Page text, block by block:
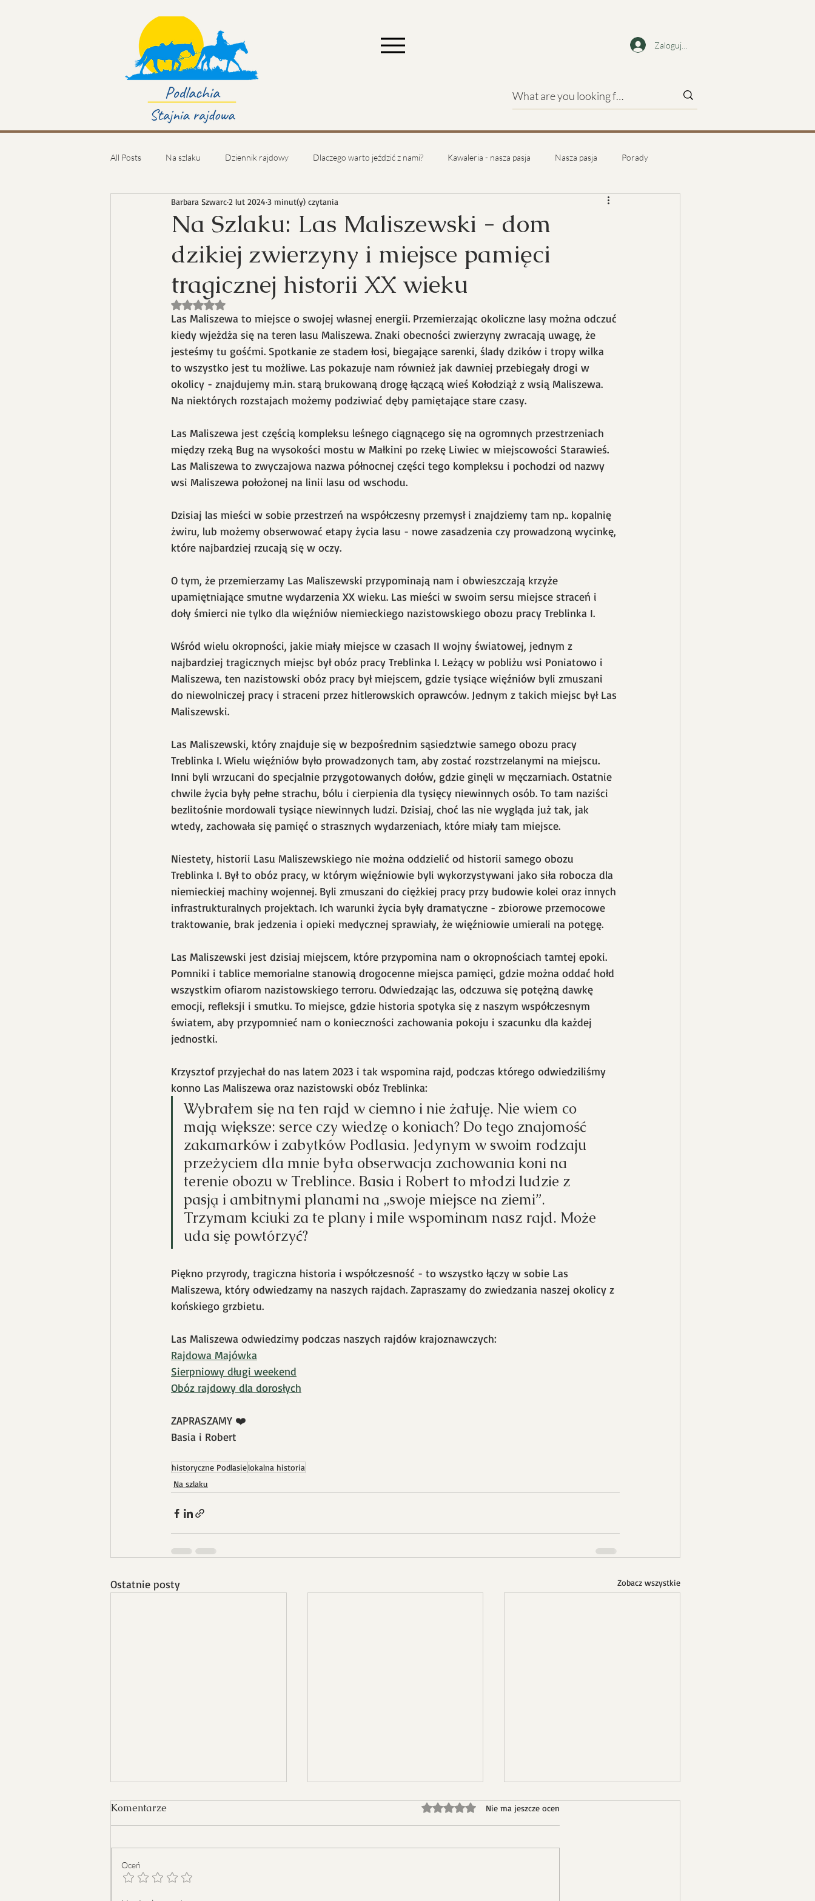
Zaloguj się
All Posts Na szlaku Dziennik rajdowy Dlaczego warto jeździć z nami? Kawaleria - nasza pasja Nasza pasja Porady
Na Szlaku: Las Maliszewski - dom
dzikiej zwierzyny i miejsce pamięci
tragicznej historii XX wieku
Barbara Szwarc2 lut 2024 3 minut(y) czytania
Oceniono na NaN z 5 gwiazdek.
Las Maliszewa to miejsce o swojej własnej energii. Przemierzając okoliczne lasy można odczuć
kiedy wjeżdża się na teren lasu Maliszewa. Znaki obecności zwierzyny zwracają uwagę, że
jesteśmy tu gośćmi. Spotkanie ze stadem łosi, biegające sarenki, ślady dzików i tropy wilka
to wszystko jest tu możliwe. Las pokazuje nam również jak dawniej przebiegały drogi w
okolicy - znajdujemy m.in. starą brukowaną drogę łączącą wieś Kołodziąż z wsią Maliszewa.
Na niektórych rozstajach możemy podziwiać dęby pamiętające stare czasy.
Las Maliszewa jest częścią kompleksu leśnego ciągnącego się na ogromnych przestrzeniach
między rzeką Bug na wysokości mostu w Małkini po rzekę Liwiec w miejscowości Starawieś.
Las Maliszewa to zwyczajowa nazwa północnej części tego kompleksu i pochodzi od nazwy
wsi Maliszewa położonej na linii lasu od wschodu.
Dzisiaj las mieści w sobie przestrzeń na współczesny przemysł i znajdziemy tam np.. kopalnię
żwiru, lub możemy obserwować etapy życia lasu - nowe zasadzenia czy prowadzoną wycinkę,
które najbardziej rzucają się w oczy.
O tym, że przemierzamy Las Maliszewski przypominają nam i obwieszczają krzyże
upamiętniające smutne wydarzenia XX wieku. Las mieści w swoim sersu miejsce straceń i
doły śmierci nie tylko dla więźniów niemieckiego nazistowskiego obozu pracy Treblinka I.
Wśród wielu okropności, jakie miały miejsce w czasach II wojny światowej, jednym z
najbardziej tragicznych miejsc był obóz pracy Treblinka I. Leżący w pobliżu wsi Poniatowo i
Maliszewa, ten nazistowski obóz pracy był miejscem, gdzie tysiące więźniów byli zmuszani
do niewolniczej pracy i straceni przez hitlerowskich oprawców. Jednym z takich miejsc był Las
Maliszewski.
Las Maliszewski, który znajduje się w bezpośrednim sąsiedztwie samego obozu pracy
Treblinka I. Wielu więźniów było prowadzonych tam, aby zostać rozstrzelanymi na miejscu.
Inni byli wrzucani do specjalnie przygotowanych dołów, gdzie ginęli w męczarniach. Ostatnie
chwile życia były pełne strachu, bólu i cierpienia dla tysięcy niewinnych osób. To tam naziści
bezlitośnie mordowali tysiące niewinnych ludzi. Dzisiaj, choć las nie wygląda już tak, jak
wtedy, zachowała się pamięć o strasznych wydarzeniach, które miały tam miejsce.
Niestety, historii Lasu Maliszewskiego nie można oddzielić od historii samego obozu
Treblinka I. Był to obóz pracy, w którym więźniowie byli wykorzystywani jako siła robocza dla
niemieckiej machiny wojennej. Byli zmuszani do ciężkiej pracy przy budowie kolei oraz innych
infrastrukturalnych projektach. Ich warunki życia były dramatyczne - zbiorowe przemocowe
traktowanie, brak jedzenia i opieki medycznej sprawiały, że więźniowie umierali na potęgę.
Las Maliszewski jest dzisiaj miejscem, które przypomina nam o okropnościach tamtej epoki.
Pomniki i tablice memorialne stanowią drogocenne miejsca pamięci, gdzie można oddać hołd
wszystkim ofiarom nazistowskiego terroru. Odwiedzając las, odczuwa się potężną dawkę
emocji, refleksji i smutku. To miejsce, gdzie historia spotyka się z naszym współczesnym
światem, aby przypomnieć nam o konieczności zachowania pokoju i szacunku dla każdej
jednostki.
Krzysztof przyjechał do nas latem 2023 i tak wspomina rajd, podczas którego odwiedziliśmy
konno Las Maliszewa oraz nazistowski obóz Treblinka:
Wybrałem się na ten rajd w ciemno i nie żałuję. Nie wiem co
mają większe: serce czy wiedzę o koniach? Do tego znajomość
zakamarków i zabytków Podlasia. Jedynym w swoim rodzaju
przeżyciem dla mnie była obserwacja zachowania koni na
terenie obozu w Treblince. Basia i Robert to młodzi ludzie z
pasją i ambitnymi planami na „swoje miejsce na ziemi”.
Trzymam kciuki za te plany i mile wspominam nasz rajd. Może
uda się powtórzyć?
Piękno przyrody, tragiczna historia i współczesność - to wszystko łączy w sobie Las
Maliszewa, który odwiedzamy na naszych rajdach. Zapraszamy do zwiedzania naszej okolicy z
końskiego grzbietu.
Las Maliszewa odwiedzimy podczas naszych rajdów krajoznawczych:
Rajdowa Majówka
Sierpniowy długi weekend
Obóz rajdowy dla dorosłych
ZAPRASZAMY ❤️
Basia i Robert
historyczne Podlasielokalna historia
Na szlaku
Ostatnie posty Zobacz wszystkie
Komentarze Oceniono na 0 z 5 gwiazdek.
Nie ma jeszcze ocen
Oceń